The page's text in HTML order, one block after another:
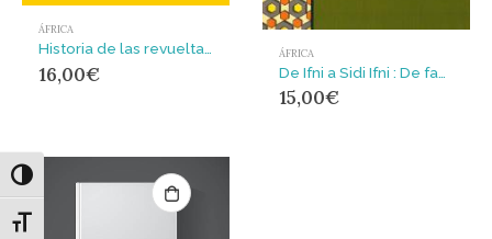
Alternar alto contraste
Alternar tamaño de letra
ÁFRICA
16,00€
ÁFRICA
15,00€